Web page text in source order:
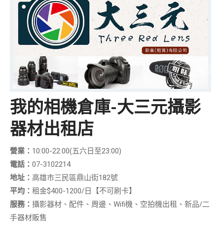
我的相機倉庫-大三元攝影
器材出租店
營業： 10:00-22:00(五六日至23:00)
電話： 07-3102214
地址： 高雄市三民區鼎山街182號
平均： 租金$400-1200/日【不可刷卡】
服務： 攝影器材、配件、周邊、Wifi機、空拍機出租、新品/二
手器材販售